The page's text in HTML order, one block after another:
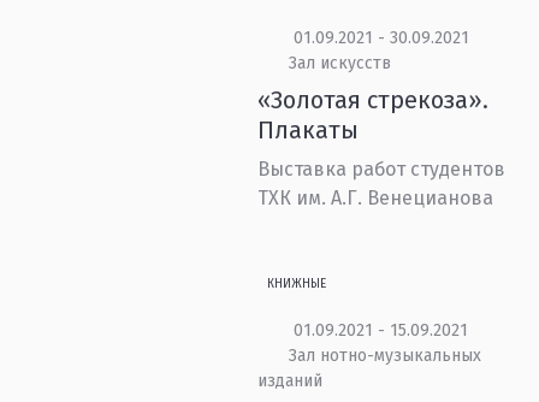
01.09.2021 - 30.09.2021
Зал искусств
«Золотая стрекоза».
Плакаты
Выставка работ студентов
ТХК им. А.Г. Венецианова
КНИЖНЫЕ
01.09.2021 - 15.09.2021
Зал нотно-музыкальных
изданий